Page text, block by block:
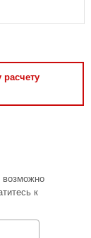
возможно
к